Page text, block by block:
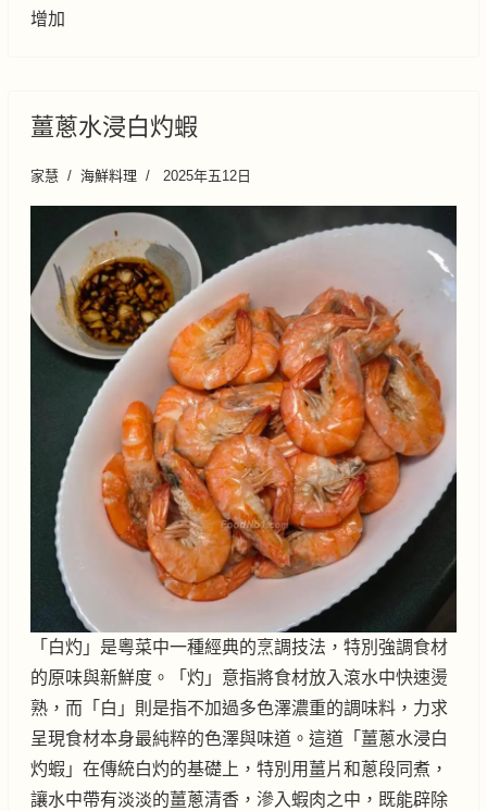
增加
薑蔥水浸白灼蝦
家慧 海鮮料理 2025年五12日
「白灼」是粵菜中一種經典的烹調技法，特別強調食材
的原味與新鮮度。「灼」意指將食材放入滾水中快速燙
熟，而「白」則是指不加過多色澤濃重的調味料，力求
呈現食材本身最純粹的色澤與味道。這道「薑蔥水浸白
灼蝦」在傳統白灼的基礎上，特別用薑片和蔥段同煮，
讓水中帶有淡淡的薑蔥清香，滲入蝦肉之中，既能辟除